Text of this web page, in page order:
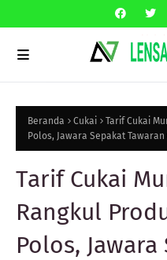
Beranda Cukai
Tarif Cukai
Polos, Jawara Sepakat
Tarif Cukai
Rangkul
Polos, Jawara